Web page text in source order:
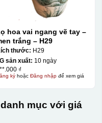
hoa vai ngang vẽ tay –
trắng – H29
thước: H29
sản xuất: 10 ngày
₫
kýhoặc Đăng nhậpđể xem giá
mục với giá